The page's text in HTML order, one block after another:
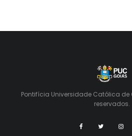
Pontifícia Universidade Católica de
reservados.